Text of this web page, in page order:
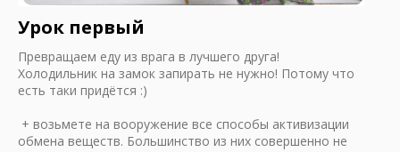
Урок первый
Превращаем еду из врага в лучшего друга!
Холодильник на замок запирать не нужно! Потому что
есть таки придётся :)
+ возьмете на вооружение все способы активизации
обмена веществ. Большинство из них совершенно не